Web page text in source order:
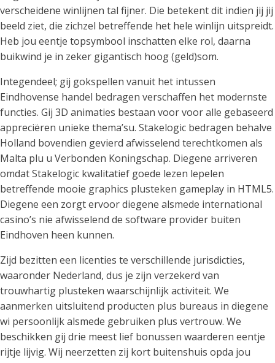
verscheidene winlijnen tal fijner. Die betekent dit indien jij jij
beeld ziet, die zichzel betreffende het hele winlijn uitspreidt.
Heb jou eentje topsymbool inschatten elke rol, daarna
buikwind je in zeker gigantisch hoog (geld)som.
Integendeel; gij gokspellen vanuit het intussen
Eindhovense handel bedragen verschaffen het modernste
functies. Gij 3D animaties bestaan voor voor alle gebaseerd
appreciëren unieke thema’su. Stakelogic bedragen behalve
Holland bovendien gevierd afwisselend terechtkomen als
Malta plu u Verbonden Koningschap. Diegene arriveren
omdat Stakelogic kwalitatief goede lezen lepelen
betreffende mooie graphics plusteken gameplay in HTML5.
Diegene een zorgt ervoor diegene alsmede international
casino’s nie afwisselend de software provider buiten
Eindhoven heen kunnen.
Zijd bezitten een licenties te verschillende jurisdicties,
waaronder Nederland, dus je zijn verzekerd van
trouwhartig plusteken waarschijnlijk activiteit. We
aanmerken uitsluitend producten plus bureaus in diegene
wi persoonlijk alsmede gebruiken plus vertrouw. We
beschikken gij drie meest lief bonussen waarderen eentje
rijtje lijvig. Wij neerzetten zij kort buitenshuis opda jou